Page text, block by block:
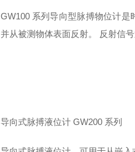
GW100 系列导向型脉搏物位计是
并从被测物体表面反射。 反射信
导向式脉搏液位计 GW200 系列